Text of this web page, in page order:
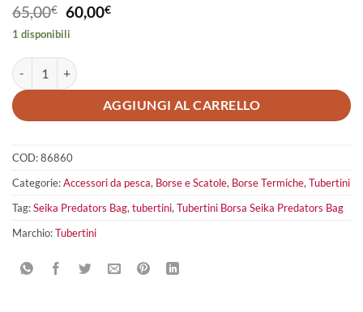
65,00€ Il
prezzo
originale
era:
65,00€.
60,00€Il
1 disponibili
Tubertini Borsa Seika Predators Bag quantità
AGGIUNGI AL CARRELLO
COD:86860
Categorie:Accessori da pesca, Borse e Scatole, Borse Termiche, Tubertini
Tag:Seika Predators Bag, tubertini, Tubertini Borsa Seika Predators Bag
Marchio:Tubertini